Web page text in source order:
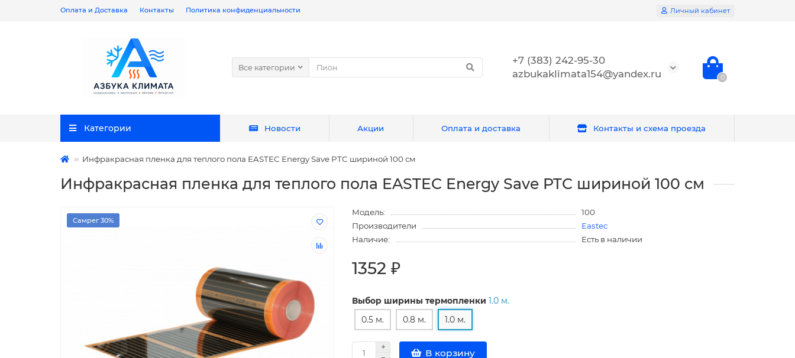
Оплата и Доставка Контакты Политика конфиденциальности Личный кабинет
Все категории
+7 (383) 242-95-30
azbukaklimata154@yandex.ru
0
Категории Новости Акции Оплата и доставка Контакты и схема проезда
Инфракрасная пленка для теплого пола EASTEC Energy Save PTC шириной 100 см
Инфракрасная пленка для теплого пола EASTEC Energy Save PTC шириной 100 см
Самрег 30%
Модель:
100
Производители
Eastec
Наличие:
Есть в наличии
1352 ₽
Выбор ширины термопленки 1.0 м.
0.5 м.
0.8 м. 1.0 м.
В корзину